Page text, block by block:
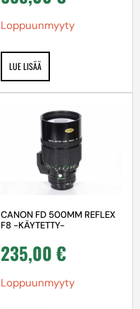
Loppuunmyyty
LUE LISÄÄ
CANON FD 500MM REFLEX
F8 -KÄYTETTY-
235,00€
Loppuunmyyty